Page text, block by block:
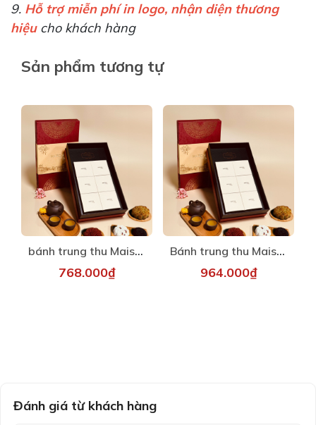
9. Hỗ trợ miễn phí in logo, nhận diện thương
hiệucho khách hàng
Sản phẩm tương tự
bánh trung thu Maison - Trống Đồng 1
768.000₫
Bánh trung thu Maison - Trống Đồng 3
964.000₫
Đánh giá từ khách hàng